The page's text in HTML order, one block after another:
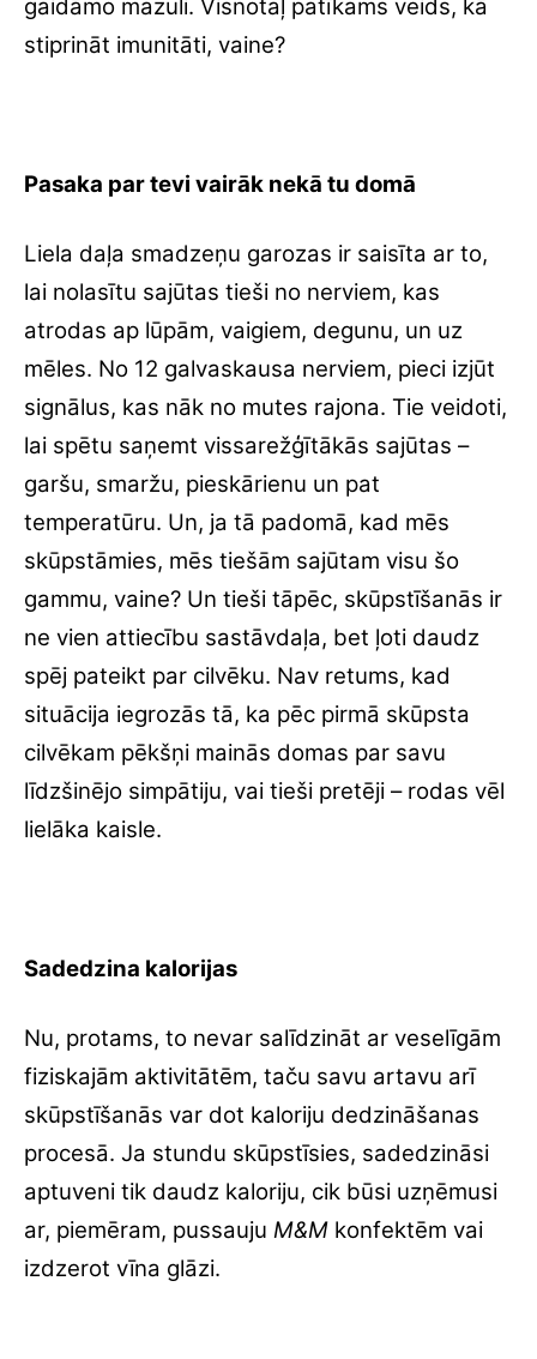
gaidāmo mazuli. Visnotaļ patīkams veids, kā
stiprināt imunitāti, vaine?
Pasaka par tevi vairāk nekā tu domā
Liela daļa smadzeņu garozas ir saisīta ar to,
lai nolasītu sajūtas tieši no nerviem, kas
atrodas ap lūpām, vaigiem, degunu, un uz
mēles. No 12 galvaskausa nerviem, pieci izjūt
signālus, kas nāk no mutes rajona. Tie veidoti,
lai spētu saņemt vissarežģītākās sajūtas –
garšu, smaržu, pieskārienu un pat
temperatūru. Un, ja tā padomā, kad mēs
skūpstāmies, mēs tiešām sajūtam visu šo
gammu, vaine? Un tieši tāpēc, skūpstīšanās ir
ne vien attiecību sastāvdaļa, bet ļoti daudz
spēj pateikt par cilvēku. Nav retums, kad
situācija iegrozās tā, ka pēc pirmā skūpsta
cilvēkam pēkšņi mainās domas par savu
līdzšinējo simpātiju, vai tieši pretēji – rodas vēl
lielāka kaisle.
Sadedzina kalorijas
Nu, protams, to nevar salīdzināt ar veselīgām
fiziskajām aktivitātēm, taču savu artavu arī
skūpstīšanās var dot kaloriju dedzināšanas
procesā. Ja stundu skūpstīsies, sadedzināsi
aptuveni tik daudz kaloriju, cik būsi uzņēmusi
ar, piemēram, pussauju M&M konfektēm vai
izdzerot vīna glāzi.